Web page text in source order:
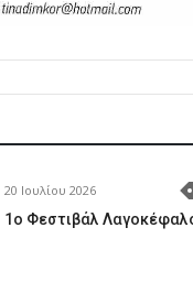
20 Ιουλίου 2026
1o Φεστιβάλ